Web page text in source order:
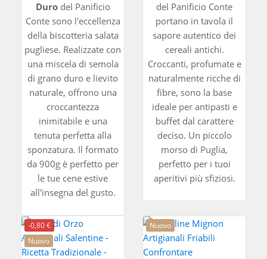
Durodel Panificio
Conte sono l'eccellenza
della biscotteria salata
pugliese. Realizzate con
una miscela di semola
di grano duro e lievito
naturale, offrono una
croccantezza
inimitabile e una
tenuta perfetta alla
sponzatura. Il formato
da 900g è perfetto per
le tue cene estive
all'insegna del gusto.
del Panificio Conte
portano in tavola il
sapore autentico dei
cereali antichi.
Croccanti, profumate e
naturalmente ricche di
fibre, sono la base
ideale per antipasti e
buffet dal carattere
deciso. Un piccolo
morso di Puglia,
perfetto per i tuoi
aperitivi più sfiziosi.
-0,80 €
Nuovo
Nuovo
Confrontare